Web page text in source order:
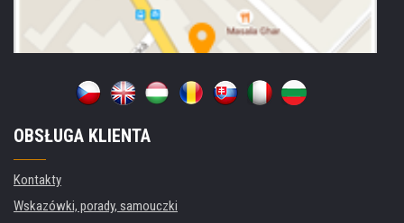
OBSŁUGA KLIENTA
Kontakty
Wskazówki, porady, samouczki